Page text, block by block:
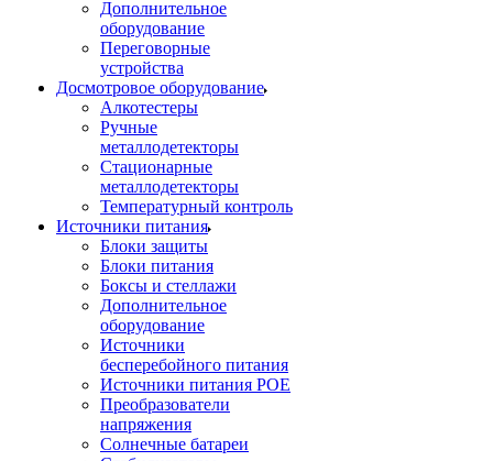
Дополнительное
оборудование
Переговорные
устройства
Досмотровое оборудование
Алкотестеры
Ручные
металлодетекторы
Стационарные
металлодетекторы
Температурный контроль
Источники питания
Блоки защиты
Блоки питания
Боксы и стеллажи
Дополнительное
оборудование
Источники
бесперебойного питания
Источники питания POE
Преобразователи
напряжения
Солнечные батареи